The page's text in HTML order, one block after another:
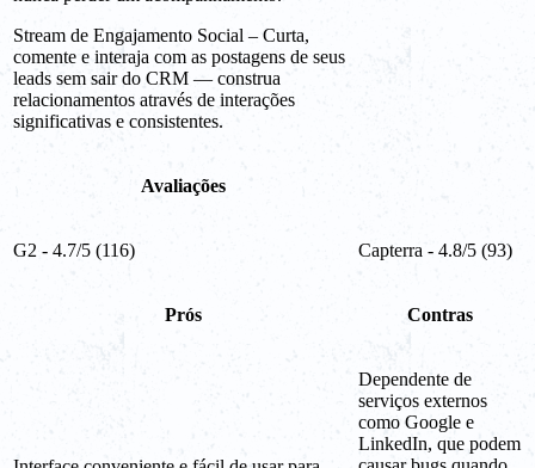
Stream de Engajamento Social – Curta,
comente e interaja com as postagens de seus
leads sem sair do CRM — construa
relacionamentos através de interações
significativas e consistentes.
Avaliações
G2 - 4.7/5 (116) Capterra - 4.8/5 (93)
Prós Contras
Dependente de
serviços externos
como Google e
LinkedIn, que podem